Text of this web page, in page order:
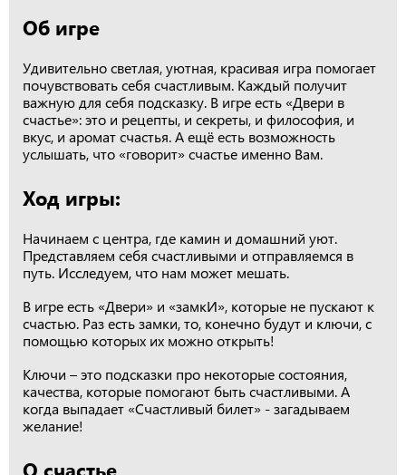
Об игре
Удивительно светлая, уютная, красивая игра помогает
почувствовать себя счастливым. Каждый получит
важную для себя подсказку. В игре есть «Двери в
счастье»: это и рецепты, и секреты, и философия, и
вкус, и аромат счастья. А ещё есть возможность
услышать, что «говорит» счастье именно Вам.
Ход игры:
Начинаем с центра, где камин и домашний уют.
Представляем себя счастливыми и отправляемся в
путь. Исследуем, что нам может мешать.
В игре есть «Двери» и «замкИ», которые не пускают к
счастью. Раз есть замки, то, конечно будут и ключи, с
помощью которых их можно открыть!
Ключи – это подсказки про некоторые состояния,
качества, которые помогают быть счастливыми. А
когда выпадает «Счастливый билет» - загадываем
желание!
О счастье